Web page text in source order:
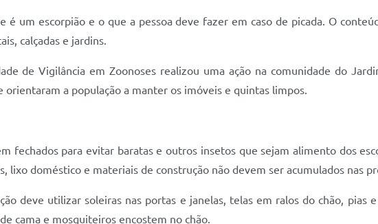
é um escorpião e o que a pessoa deve fazer em caso de picada. O
calçadas e jardins.
de Vigilância em Zoonoses realizou uma ação na comunidade do
orientaram a população a manter os imóveis e quintas limpos.
fechados para evitar baratas e outros insetos que sejam alimento dos
lixo doméstico e materiais de construção não devem ser acumulados nas
deve utilizar soleiras nas portas e janelas, telas em ralos do chão, pias
cama e mosquiteiros encostem no chão.